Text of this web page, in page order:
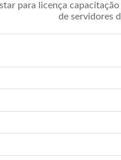
para licença
de servidores